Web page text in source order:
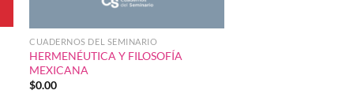
CUADERNOS DEL SEMINARIO
HERMENÉUTICA Y FILOSOFÍA
MEXICANA
$0.00